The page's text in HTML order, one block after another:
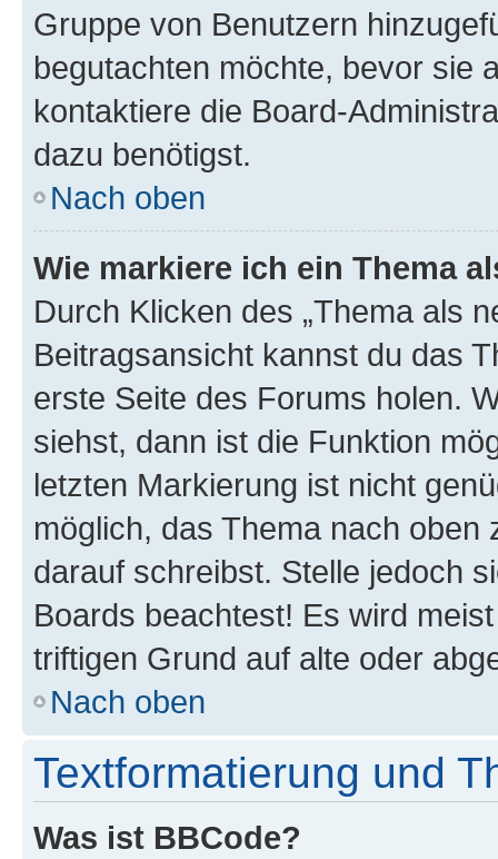
Gruppe von Benutzern
begutachten möchte, bevor sie
kontaktiere die Board-
dazu benötigst.
Nach oben
Wie markiere ich ein Thema
Durch Klicken des „Thema als
Beitragsansicht kannst du das
erste Seite des Forums holen.
siehst, dann ist die Funktion
letzten Markierung ist nicht
möglich, das Thema nach oben
darauf schreibst. Stelle jedoch
Boards beachtest! Es wird
triftigen Grund auf alte oder
Nach oben
Textformatierung und
Was ist BBCode?